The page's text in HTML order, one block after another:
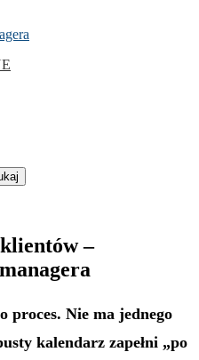
–
proces. Nie ma jednego
kalendarz zapełni „po